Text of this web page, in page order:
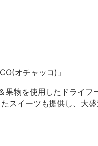
オチャッコ)」
果物を使用したドライ
スイーツも提供し、大盛